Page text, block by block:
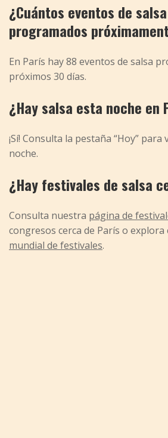
¿Cuántos eventos de
programados
En París hay 88 eventos de salsa
próximos 30 días.
¿Hay salsa esta noche en
¡Sí! Consulta la pestaña “Hoy”
noche.
¿Hay festivales de salsa
Consulta nuestra página de
congresos cerca de París o explora
mundial de festivales.